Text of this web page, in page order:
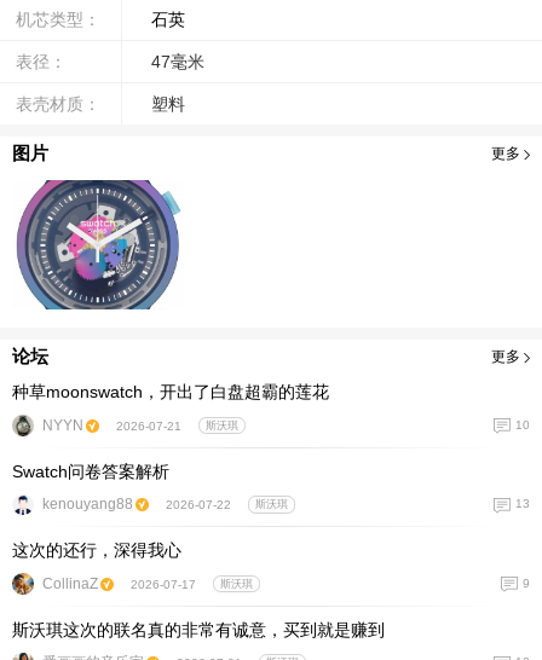
机芯类型： 石英
表径： 47毫米
表壳材质： 塑料
图片 更多
论坛 更多
种草moonswatch，开出了白盘超霸的莲花
NYYN 2026-07-21 斯沃琪 10
Swatch问卷答案解析
kenouyang88 2026-07-22 斯沃琪 13
这次的还行，深得我心
CollinaZ 2026-07-17 斯沃琪 9
斯沃琪这次的联名真的非常有诚意，买到就是赚到